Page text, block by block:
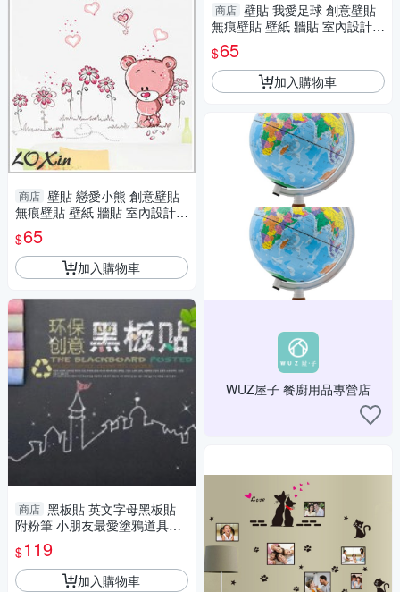
商店 壁貼 戀愛小熊 創意壁貼
無痕壁貼 壁紙 牆貼 室內設計
裝潢 Loxin
$65
加入購物車
商店 黑板貼 英文字母黑板貼
附粉筆 小朋友最愛塗鴉道具黑
板壁貼
$119
加入購物車
商店 壁貼 我愛足球 創意壁貼
無痕壁貼 壁紙 牆貼 室內設計
裝潢 Loxin
$65
加入購物車
WUZ屋子 餐廚用品專營店